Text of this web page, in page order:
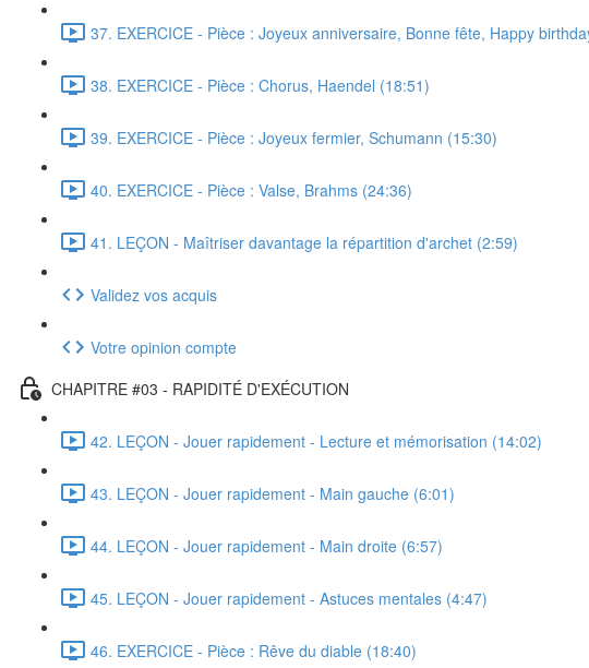
37. EXERCICE - Pièce : Joyeux anniversaire, Bonne fête, Happy
38. EXERCICE - Pièce : Chorus, Haendel (18:51)
39. EXERCICE - Pièce : Joyeux fermier, Schumann (15:30)
40. EXERCICE - Pièce : Valse, Brahms (24:36)
41. LEÇON - Maîtriser davantage la répartition d'archet (2:59)
Validez vos acquis
Votre opinion compte
CHAPITRE #03 - RAPIDITÉ D'EXÉCUTION
42. LEÇON - Jouer rapidement - Lecture et mémorisation (14:02)
43. LEÇON - Jouer rapidement - Main gauche (6:01)
44. LEÇON - Jouer rapidement - Main droite (6:57)
45. LEÇON - Jouer rapidement - Astuces mentales (4:47)
46. EXERCICE - Pièce : Rêve du diable (18:40)